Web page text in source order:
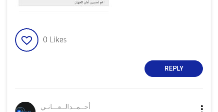
0 Likes
REPLY
أحــمــدالــعـــانـي